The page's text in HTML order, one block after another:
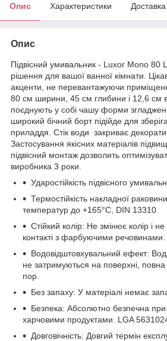
Опис Характеристики Доставка
Опис
Підвісний умивальник - Luxor Mono 80
рішення для вашої ванної кімнати.
акценти, не перевантажуючи
80 см ширини, 45 см глибини і 12,6 см
поєднують у собі чашу форми
широкий бічний борт підійде для
приладдя. Стік води закриває
Застосування якісних матеріалів
підвісний монтаж дозволить
виробника 3 роки.
Ударостійкість підвісного
Термостійкість накладної
температур до +165°C, DIN 13310
Стійкий колір: Не змінює колір і
контакті з фарбуючими речовинами.
Водовідштовхувальний ефект:
не затримуються на поверхні, повна
пор.
Без запаху: У матеріалі немає
Безпека: Абсолютно безпечна при
харчовими продуктами. LGA
Довговічність: Довгий термін